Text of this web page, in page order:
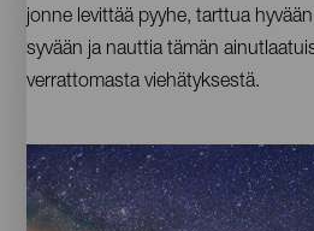
jonne levittää pyyhe, tarttua
syvään ja nauttia tämän
verrattomasta viehätyksestä.
Imágenes